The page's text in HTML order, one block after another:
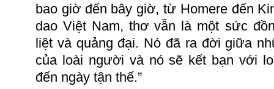
bao giờ đến bây giờ, từ Homere đến
dao Việt Nam, thơ vẫn là một sức
liệt và quảng đại. Nó đã ra đời giữa
của loài người và nó sẽ kết bạn với
đến ngày tận thế.”